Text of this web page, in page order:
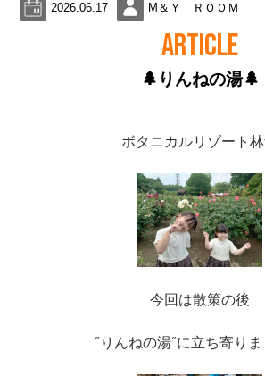
2026.06.17 M＆Ｙ ＲＯＯＭ
ARTICLE
🌲りんねの湯🌲